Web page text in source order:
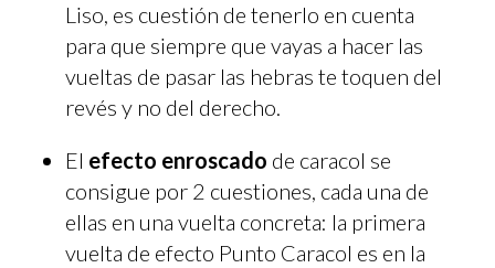
Liso, es cuestión de tenerlo en cuenta
para que siempre que vayas a hacer las
vueltas de pasar las hebras te toquen del
revés y no del derecho.
El efecto enroscado de caracol se
consigue por 2 cuestiones, cada una de
ellas en una vuelta concreta: la primera
vuelta de efecto Punto Caracol es en la